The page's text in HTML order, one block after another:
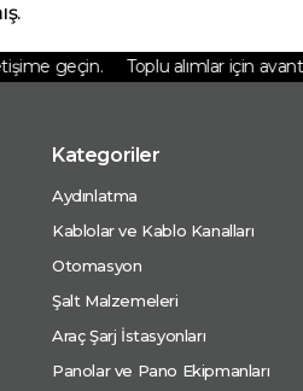
geçin. Toplu alımlar için
Kategoriler
Aydınlatma
Kablolar ve Kablo Kanalları
Otomasyon
Şalt Malzemeleri
Araç Şarj İstasyonları
Panolar ve Pano Ekipmanları